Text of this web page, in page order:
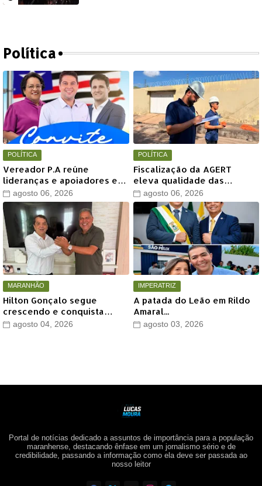
Política
POLÍTICA
Vereador P.A reúne
lideranças e apoiadores em
grande encontro político
neste sábado em Timon
agosto 06, 2026
POLÍTICA
Fiscalização da AGERT
eleva qualidade das
recomposições asfálticas
realizadas pela Águas de
Timon
agosto 06, 2026
MARANHÃO
Hilton Gonçalo segue
crescendo e conquista
apoio do prefeito de Lago
agosto 04, 2026
IMPERATRIZ
A patada do Leão em Rildo
Amaral...
agosto 03, 2026
Portal de notícias dedicado a assuntos de importância para a população
maranhense, destacando ênfase em um jornalismo sério e de
credibilidade, passando a informação como ela deve ser passada ao
nosso leitor